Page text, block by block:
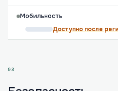
Мобильность
Доступно после
03